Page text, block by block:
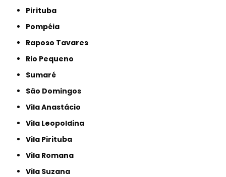
Pirituba
Pompéia
Raposo Tavares
Rio Pequeno
Sumaré
São Domingos
Vila Anastácio
Vila Leopoldina
Vila Pirituba
Vila Romana
Vila Suzana